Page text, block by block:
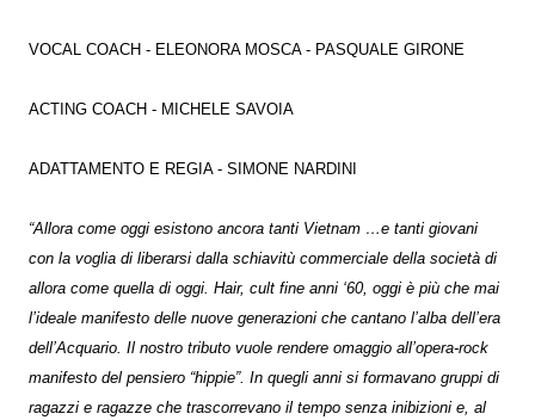
VOCAL COACH - ELEONORA MOSCA - PASQUALE GIRONE
ACTING COACH - MICHELE SAVOIA
ADATTAMENTO E REGIA - SIMONE NARDINI
“Allora come oggi esistono ancora tanti Vietnam …e tanti giovani
con la voglia di liberarsi dalla schiavitù commerciale della società di
allora come quella di oggi. Hair, cult fine anni ‘60, oggi è più che mai
l’ideale manifesto delle nuove generazioni che cantano l’alba dell’era
dell’Acquario. Il nostro tributo vuole rendere omaggio all’opera-rock
manifesto del pensiero “hippie”. In quegli anni si formavano gruppi di
ragazzi e ragazze che trascorrevano il tempo senza inibizioni e, al